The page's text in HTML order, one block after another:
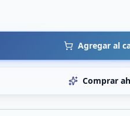
Agregar al
Comprar